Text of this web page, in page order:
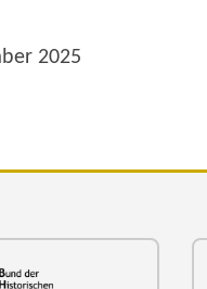
2025